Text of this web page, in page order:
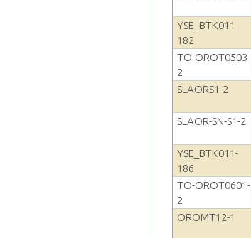
YSE_BTK011-
182
TO-OROT0503-
2
SLAORS1-2
SLAOR-SN-S1-2
YSE_BTK011-
186
TO-OROT0601-
2
OROMT12-1